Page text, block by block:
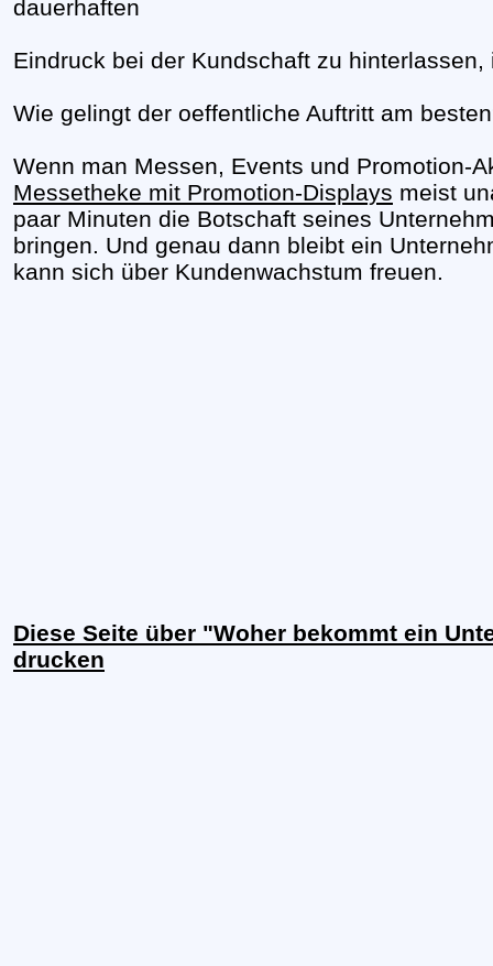
dauerhaften
Eindruck bei der Kundschaft zu
Wie gelingt der oeffentliche Auftritt am
Wenn man Messen, Events und Promotion-
Messetheke mit Promotion-Displays meist
paar Minuten die Botschaft seines
bringen. Und genau dann bleibt ein
kann sich über Kundenwachstum freuen.
Diese Seite über "Woher bekommt ein
drucken